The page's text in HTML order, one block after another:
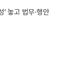
’ 놓고 법무·행안